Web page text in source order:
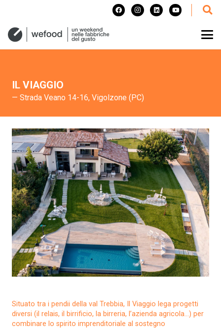
IL VIAGGIO
— Strada Veano 14-16, Vigolzone (PC)
Situato tra i pendii della val Trebbia, Il Viaggio lega progetti
diversi (il relais, il birrificio, la birreria, l’azienda agricola…) per
combinare lo spirito imprenditoriale al sostegno